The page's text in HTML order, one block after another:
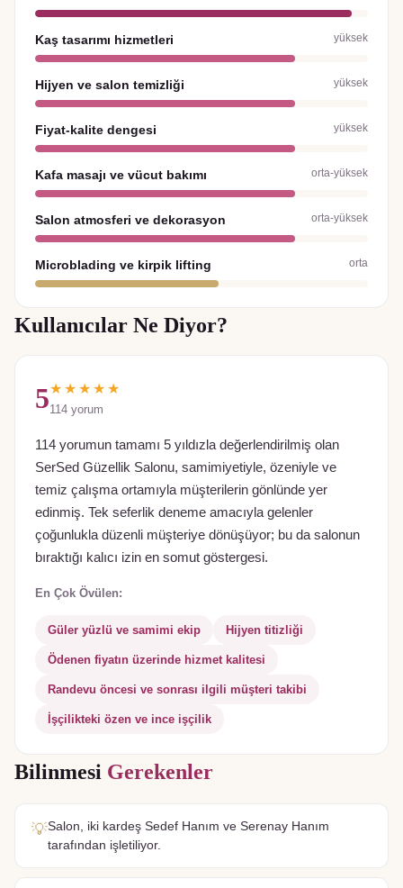
Kaş tasarımı hizmetleri yüksek
Hijyen ve salon temizliği yüksek
Fiyat-kalite dengesi yüksek
Kafa masajı ve vücut bakımı orta-yüksek
Salon atmosferi ve dekorasyon orta-yüksek
Microblading ve kirpik lifting orta
Kullanıcılar Ne Diyor?
5★★★★★
114 yorum
114 yorumun tamamı 5 yıldızla değerlendirilmiş olan
SerSed Güzellik Salonu, samimiyetiyle, özeniyle ve
temiz çalışma ortamıyla müşterilerin gönlünde yer
edinmiş. Tek seferlik deneme amacıyla gelenler
çoğunlukla düzenli müşteriye dönüşüyor; bu da salonun
bıraktığı kalıcı izin en somut göstergesi.
En Çok Övülen:
Güler yüzlü ve samimi ekip Hijyen titizliği
Ödenen fiyatın üzerinde hizmet kalitesi
Randevu öncesi ve sonrası ilgili müşteri takibi
İşçilikteki özen ve ince işçilik
Bilinmesi Gerekenler
💡Salon, iki kardeş Sedef Hanım ve Serenay Hanım
tarafından işletiliyor.